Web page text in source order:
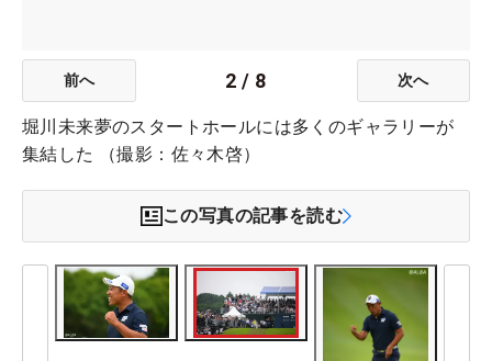
前へ 2 / 8 次へ
堀川未来夢のスタートホールには多くのギャラリーが
集結した （撮影：佐々木啓）
この写真の記事を読む